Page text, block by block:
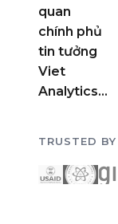
chính phủ
tin tưởng
Viet
Analytics...